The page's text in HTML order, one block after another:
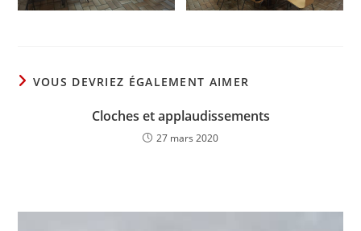
VOUS DEVRIEZ ÉGALEMENT AIMER
Cloches et applaudissements
27 mars 2020